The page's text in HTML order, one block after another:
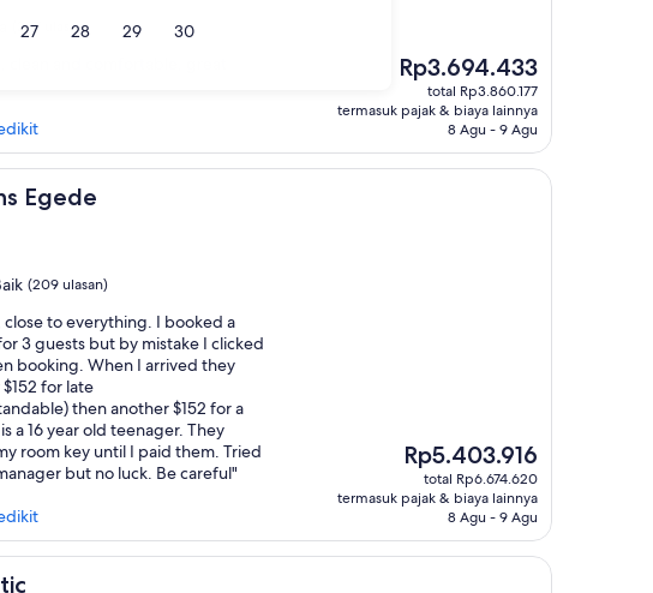
27 28 29 30
(237 ulasan)
Harga
sekarang
Rp3.694.433
Rp3.694.433
total Rp3.860.177
termasuk pajak & biaya lainnya
8 Agu - 9 Agu
Egede
(209 ulasan)
close to everything. I booked a
3 guests but by mistake I clicked
booking. When I arrived they
for late
then another $152 for a
a 16 year old teenager. They
room key until I paid them. Tried
but no luck. Be careful"
Harga
sekarang
Rp5.403.916
Rp5.403.916
total Rp6.674.620
termasuk pajak & biaya lainnya
8 Agu - 9 Agu